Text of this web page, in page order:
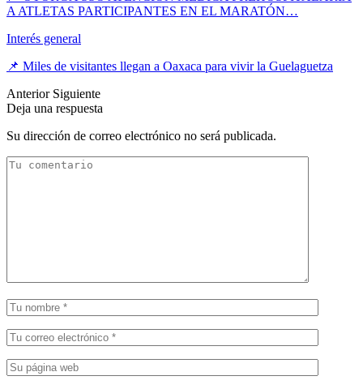
A ATLETAS PARTICIPANTES EN EL MARATÓN…
Interés general
📌 Miles de visitantes llegan a Oaxaca para vivir la Guelaguetza
Anterior Siguiente
Deja una respuesta
Su dirección de correo electrónico no será publicada.